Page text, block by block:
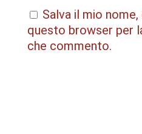
Salva il mio
questo browser per
che commento.